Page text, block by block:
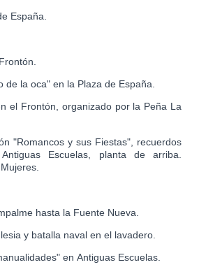
España.
de la oca" en la Plaza de España.
el Frontón, organizado por la Peña La
"Romancos y sus Fiestas", recuerdos
Escuelas, planta de arriba.
hasta la Fuente Nueva.
y batalla naval en el lavadero.
en Antiguas Escuelas.